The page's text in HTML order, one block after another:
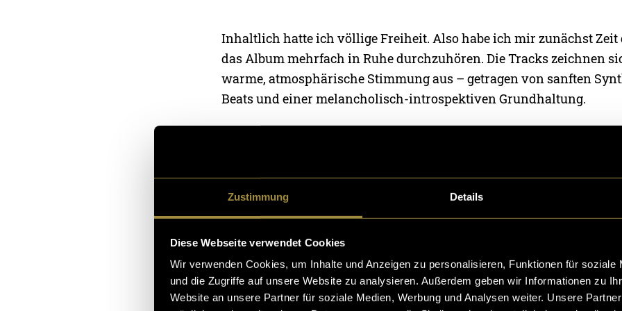
Zustimmung Details
Diese Webseite verwendet Cookies
Wir verwenden Cookies, um Inhalte und Anzeigen zu personalisieren, Funktionen für soziale
und die Zugriffe auf unsere Website zu analysieren. Außerdem geben wir Informationen zu
Website an unsere Partner für soziale Medien, Werbung und Analysen weiter. Unsere
Inhaltlich hatte ich völlige Freiheit. Also habe ich mir zunächst Zeit
das Album mehrfach in Ruhe durchzuhören. Die Tracks zeichnen
warme, atmosphärische Stimmung aus – getragen von sanften
Beats und einer melancholisch-introspektiven Grundhaltung.
– als Sinnbild für Einsamkeit, aber auch Freiheit. Diese
sich auch stark in der musikalischen Atmosphäre des Albums und
zentralen visuellen Metapher. Der Kontrast zwischen der offenen
digital produzierten Musik verstärkt dabei die emotionale Tiefe der
Da sich DRKTMS online selten klar zeigt, entschieden wir uns für
untypisches Outfit. Passend dazu: eine mexikanische